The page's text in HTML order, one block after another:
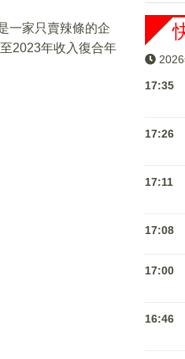
一家只賣辣條的企
2023年收入復合年
17:35
17:26
17:11
17:08
17:00
16:46